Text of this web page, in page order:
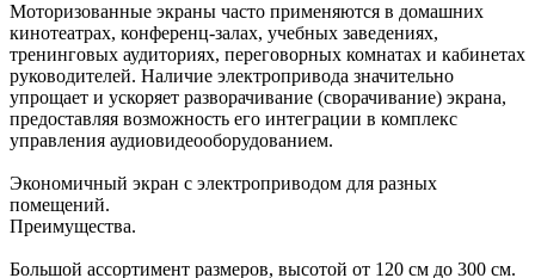
Моторизованные экраны часто применяются в домашних
кинотеатрах, конференц-залах, учебных заведениях,
тренинговых аудиториях, переговорных комнатах и кабинетах
руководителей. Наличие электропривода значительно
упрощает и ускоряет разворачивание (сворачивание) экрана,
предоставляя возможность его интеграции в комплекс
управления аудиовидеооборудованием.
Экономичный экран с электроприводом для разных
помещений.
Преимущества.
Большой ассортимент размеров, высотой от 120 см до 300 см.